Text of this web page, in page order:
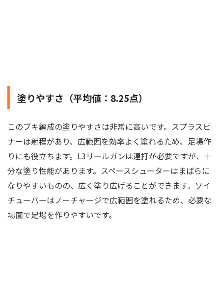
塗りやすさ（平均値：8.25点）
このブキ編成の塗りやすさは非常に高いです。スプラスピ
ナーは射程があり、広範囲を効率よく塗れるため、足場作
りにも役立ちます。L3リールガンは連打が必要ですが、十
分な塗り性能があります。スペースシューターはまばらに
なりやすいものの、広く塗り広げることができます。ソイ
チューバーはノーチャージで広範囲を塗れるため、必要な
場面で足場を作りやすいです。